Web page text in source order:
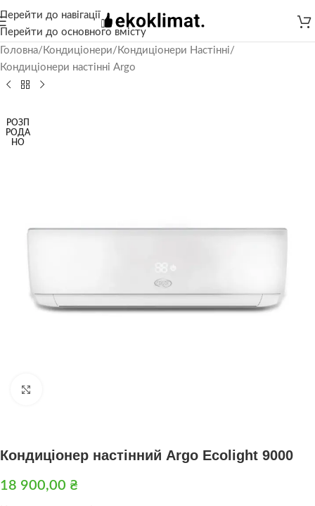
Перейти до навігації
Перейти до основного вмісту
Головна/ Кондиціонери/ Кондиціонери Настінні/
Кондиціонери настінні Argo
РОЗП
РОДА
НО
Кондиціонер настінний Argo Ecolight 9000
18 900,00 ₴